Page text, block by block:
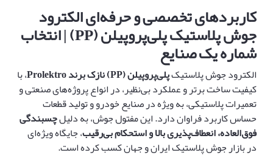
کاربردهای تخصصی و حرفه‌ای الکترود
جوش پلاستیک پلی‌پروپیلن(PP) | انتخاب
شماره یک صنایع
الکترود جوش پلاستیکپلی‌پروپیلن(PP) نازک برند ، با
کیفیت ساخت برتر و عملکرد بی‌نظیر، در انواع پروژه‌های صنعتی و
تعمیرات پلاستیکی، به ویژه در صنایع خودرو و تولید قطعات
حساس کاربرد فراوان دارد. این مفتول جوش، به دلیلچسبندگی
فوق‌العاده، انعطاف‌پذیری بالا و استحکام بی‌رقیب، جایگاه ویژه‌ای
در بازار جوش پلاستیک ایران و جهان کسب کرده است.